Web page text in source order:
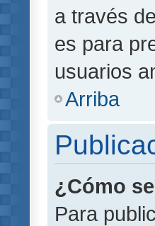
a través
es para
usuarios
Arriba
¿Cómo
Para